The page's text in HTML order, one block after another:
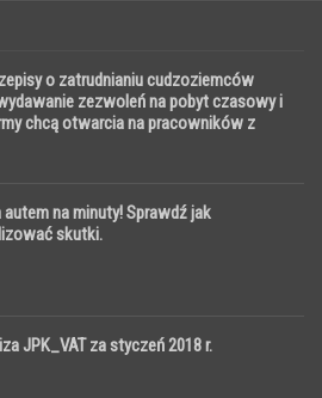
o zatrudnianiu cudzoziemców
zezwoleń na pobyt czasowy i
chcą otwarcia na pracowników z
autem na minuty! Sprawdź jak
skutki.
JPK_VAT za styczeń 2018 r.